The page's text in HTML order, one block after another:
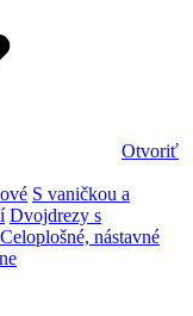
Otvoriť
S vaničkou a
Dvojdrezy s
Celoplošné, nástavné